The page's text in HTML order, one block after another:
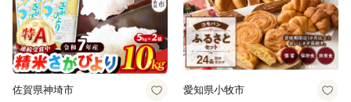
佐賀県神埼市 愛知県小牧市